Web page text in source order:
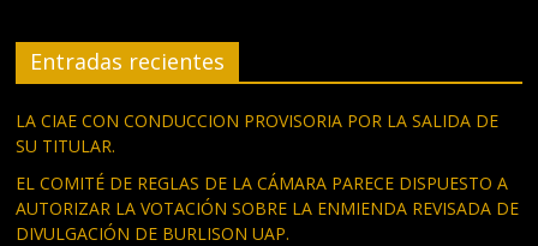
Entradas recientes
LA CIAE CON CONDUCCION PROVISORIA POR LA SALIDA DE
SU TITULAR.
EL COMITÉ DE REGLAS DE LA CÁMARA PARECE DISPUESTO A
AUTORIZAR LA VOTACIÓN SOBRE LA ENMIENDA REVISADA DE
DIVULGACIÓN DE BURLISON UAP.